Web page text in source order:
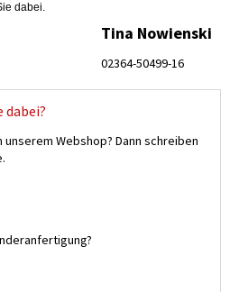
dabei.
Tina Nowienski
02364-50499-16
dabei?
Webshop? Dann schreiben